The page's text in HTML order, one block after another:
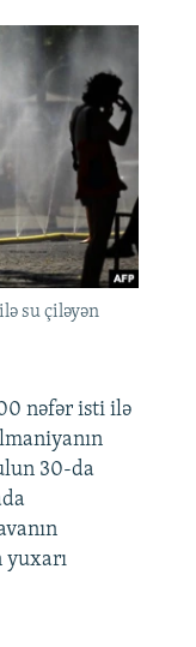
su çiləyən
nəfər isti ilə
30-da
yuxarı